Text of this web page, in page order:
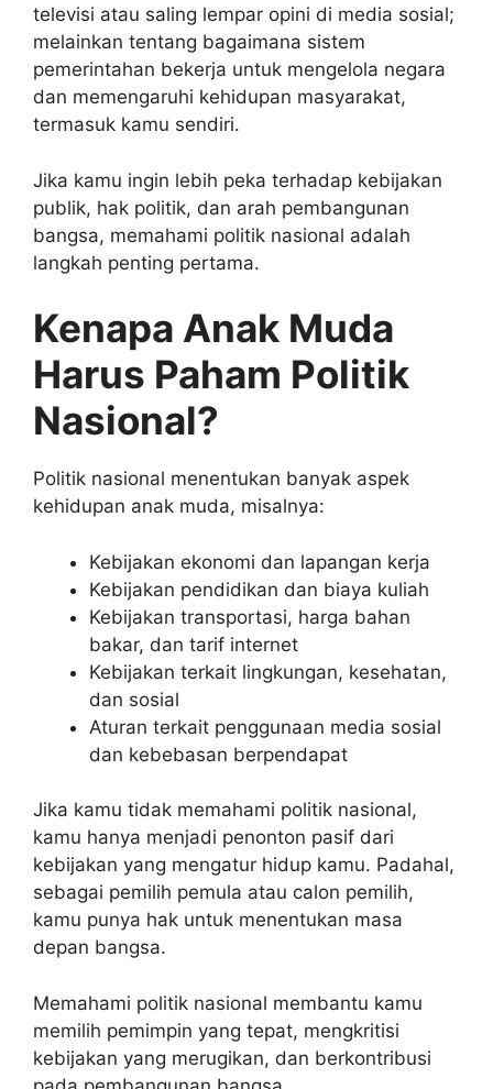
televisi atau saling lempar opini di media sosial;
melainkan tentang bagaimana sistem
pemerintahan bekerja untuk mengelola negara
dan memengaruhi kehidupan masyarakat,
termasuk kamu sendiri.
Jika kamu ingin lebih peka terhadap kebijakan
publik, hak politik, dan arah pembangunan
bangsa, memahami politik nasional adalah
langkah penting pertama.
Kenapa Anak Muda
Harus Paham Politik
Nasional?
Politik nasional menentukan banyak aspek
kehidupan anak muda, misalnya:
Kebijakan ekonomi dan lapangan kerja
Kebijakan pendidikan dan biaya kuliah
Kebijakan transportasi, harga bahan
bakar, dan tarif internet
Kebijakan terkait lingkungan, kesehatan,
dan sosial
Aturan terkait penggunaan media sosial
dan kebebasan berpendapat
Jika kamu tidak memahami politik nasional,
kamu hanya menjadi penonton pasif dari
kebijakan yang mengatur hidup kamu. Padahal,
sebagai pemilih pemula atau calon pemilih,
kamu punya hak untuk menentukan masa
depan bangsa.
Memahami politik nasional membantu kamu
memilih pemimpin yang tepat, mengkritisi
kebijakan yang merugikan, dan berkontribusi